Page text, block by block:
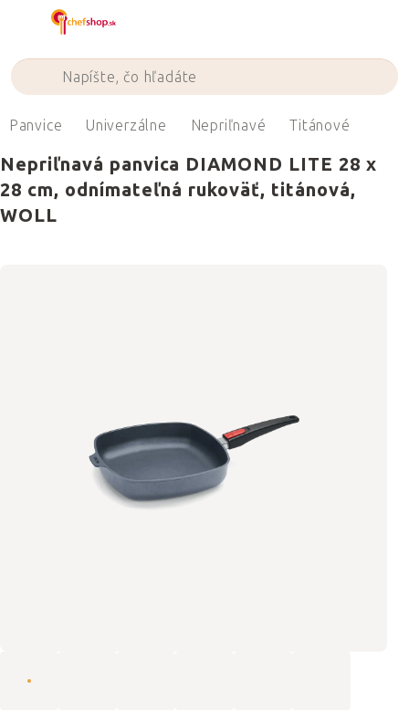
Panvice Univerzálne Nepriľnavé Titánové
Nepriľnavá panvica DIAMOND LITE 28 x
28 cm, odnímateľná rukoväť, titánová,
WOLL